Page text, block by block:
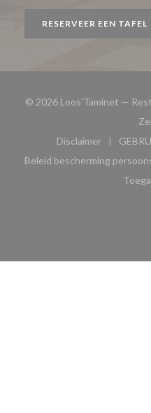
RESERVEER EEN TAFEL
© 2026 Loos'Taminet —
Disclaimer
((opent in een
Beleid bescherming